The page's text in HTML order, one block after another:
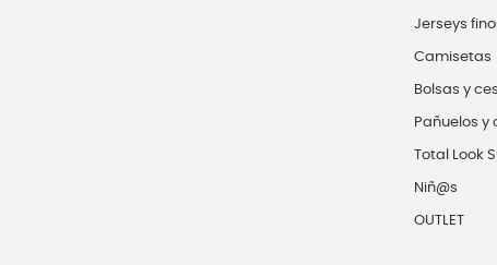
Jerseys
Camisetas
Bolsas y
Pañuelos y
Total Look
Niñ@s
OUTLET